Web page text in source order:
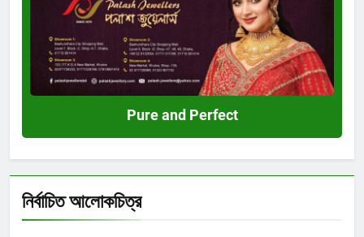
Pure and Perfect
নির্বাচিত আলোকচিত্র